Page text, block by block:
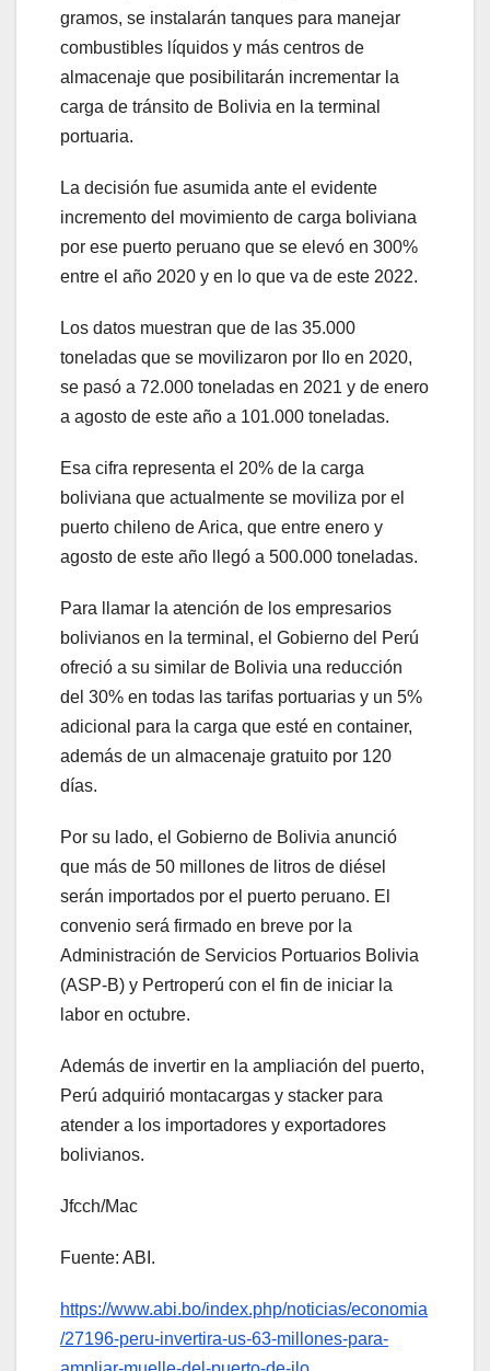
gramos, se instalarán tanques para manejar
combustibles líquidos y más centros de
almacenaje que posibilitarán incrementar la
carga de tránsito de Bolivia en la terminal
portuaria.
La decisión fue asumida ante el evidente
incremento del movimiento de carga boliviana
por ese puerto peruano que se elevó en 300%
entre el año 2020 y en lo que va de este 2022.
Los datos muestran que de las 35.000
toneladas que se movilizaron por Ilo en 2020,
se pasó a 72.000 toneladas en 2021 y de enero
a agosto de este año a 101.000 toneladas.
Esa cifra representa el 20% de la carga
boliviana que actualmente se moviliza por el
puerto chileno de Arica, que entre enero y
agosto de este año llegó a 500.000 toneladas.
Para llamar la atención de los empresarios
bolivianos en la terminal, el Gobierno del Perú
ofreció a su similar de Bolivia una reducción
del 30% en todas las tarifas portuarias y un 5%
adicional para la carga que esté en container,
además de un almacenaje gratuito por 120
días.
Por su lado, el Gobierno de Bolivia anunció
que más de 50 millones de litros de diésel
serán importados por el puerto peruano. El
convenio será firmado en breve por la
Administración de Servicios Portuarios Bolivia
(ASP-B) y Pertroperú con el fin de iniciar la
labor en octubre.
Además de invertir en la ampliación del puerto,
Perú adquirió montacargas y stacker para
atender a los importadores y exportadores
bolivianos.
Jfcch/Mac
Fuente: ABI.
https://www.abi.bo/index.php/noticias/economia
/27196-peru-invertira-us-63-millones-para-